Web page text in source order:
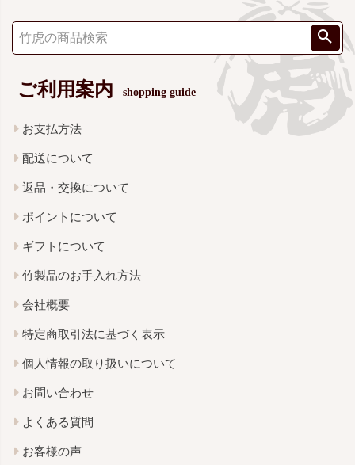
ご利用案内 shopping guide
お支払方法
配送について
返品・交換について
ポイントについて
ギフトについて
竹製品のお手入れ方法
会社概要
特定商取引法に基づく表示
個人情報の取り扱いについて
お問い合わせ
よくある質問
お客様の声